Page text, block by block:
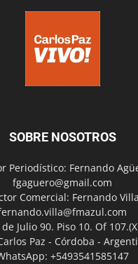
SOBRE NOSOTROS
Periodístico: Fernando
fgaguero@gmail.com
Comercial: Fernando
Julio 90. Piso 10. Of
Paz - Córdoba -
+5493541585147